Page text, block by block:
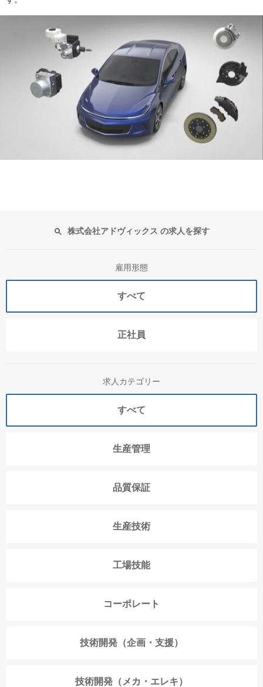
株式会社アドヴィックス の求人を探す
雇用形態
すべて
正社員
求人カテゴリー
すべて
生産管理
品質保証
生産技術
工場技能
コーポレート
技術開発（企画・支援）
技術開発（メカ・エレキ）